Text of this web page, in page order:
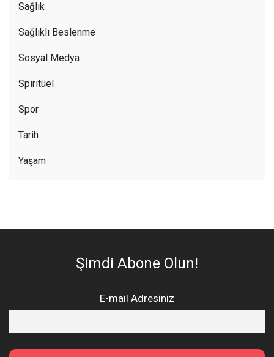
Sağlık
Sağlıklı Beslenme
Sosyal Medya
Spiritüel
Spor
Tarih
Yaşam
Şimdi Abone Olun!
E-mail Adresiniz